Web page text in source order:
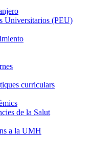
Universitarios (PEU)
curriculars
de la Salut
a la UMH